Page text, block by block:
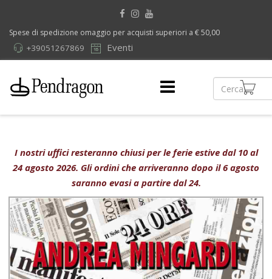
Spese di spedizione omaggio per acquisti superiori a € 50,00
Eventi
+39051267869
I nostri uffici resteranno chiusi per le ferie estive dal 10 al
24 agosto 2026. Gli ordini che arriveranno dopo il 6 agosto
saranno evasi a partire dal 24.